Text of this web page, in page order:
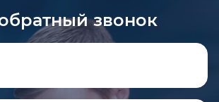
звонок